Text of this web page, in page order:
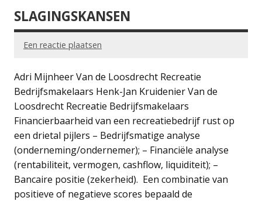
SLAGINGSKANSEN
Een reactie plaatsen
Adri Mijnheer Van de Loosdrecht Recreatie
Bedrijfsmakelaars Henk-Jan Kruidenier Van de
Loosdrecht Recreatie Bedrijfsmakelaars
Financierbaarheid van een recreatiebedrijf rust op
een drietal pijlers – Bedrijfsmatige analyse
(onderneming/ondernemer); – Financiële analyse
(rentabiliteit, vermogen, cashflow, liquiditeit); –
Bancaire positie (zekerheid). Een combinatie van
positieve of negatieve scores bepaald de